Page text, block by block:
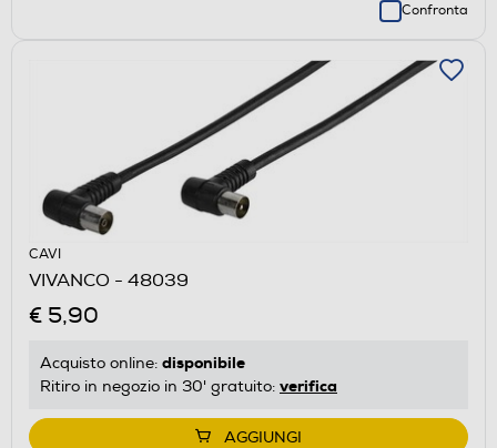
Confronta
CAVI
VIVANCO - 48039
€ 5,90
Acquisto online: disponibile
Ritiro in negozio in 30' gratuito: verifica
AGGIUNGI